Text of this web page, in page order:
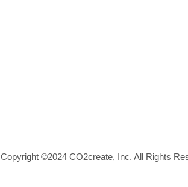
Copyright ©2024 CO2create, Inc. All Rights